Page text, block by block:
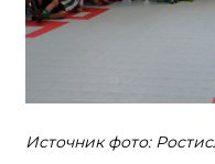
Источник фото: